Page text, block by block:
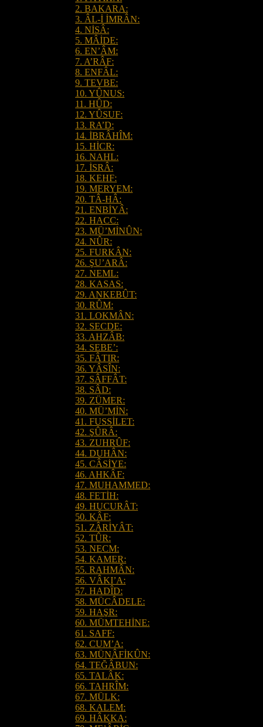
2. BAKARA:
3. ÂL-İ İMRÂN:
4. NİSÂ:
5. MÂİDE:
6. EN’ÂM:
7. A’RÂF:
8. ENFÂL:
9. TEVBE:
10. YÛNUS:
11. HÛD:
12. YÛSUF:
13. RA’D:
14. İBRÂHÎM:
15. HİCR:
16. NAHL:
17. İSRÂ:
18. KEHF:
19. MERYEM:
20. TÂ-HÂ:
21. ENBİYÂ:
22. HACC:
23. MÜ’MİNÛN:
24. NÛR:
25. FURKÂN:
26. ŞU’ARÂ:
27. NEML:
28. KASAS:
29. ANKEBÛT:
30. RÛM:
31. LOKMÂN:
32. SECDE:
33. AHZÂB:
34. SEBE’:
35. FÂTIR:
36. YÂSÎN:
37. SÂFFÂT:
38. SÂD:
39. ZÜMER:
40. MÜ’MİN:
41. FUSSİLET:
42. ŞÛRÂ:
43. ZUHRÛF:
44. DUHÂN:
45. CÂSİYE:
46. AHKÂF:
47. MUHAMMED:
48. FETİH:
49. HUCURÂT:
50. KÂF:
51. ZÂRİYÂT:
52. TÛR:
53. NECM:
54. KAMER:
55. RAHMÂN:
56. VÂKI’A:
57. HADÎD:
58. MÜCÂDELE:
59. HAŞR:
60. MÜMTEHİNE:
61. SAFF:
62. CUM’A:
63. MÜNÂFİKÛN:
64. TEĞÂBUN:
65. TALÂK:
66. TAHRÎM:
67. MÜLK:
68. KALEM:
69. HÂKKA: